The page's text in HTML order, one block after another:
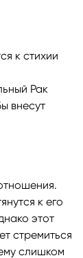
к стихии
Рак
внесут
к его
этот
стремиться
слишком